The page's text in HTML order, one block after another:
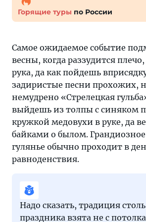
Горящие туры по России
Самое ожидаемое событие
весны, когда раззудится
рука, да как пойдешь
задиристые песни прохожих,
немудрено «Стрелецкая
выйдешь из толпы с синяком
кружкой медовухи в руке, да
байками о былом.
гулянье обычно проходит в
равноденствия.
Надо сказать, традиция столь
праздника взята не с